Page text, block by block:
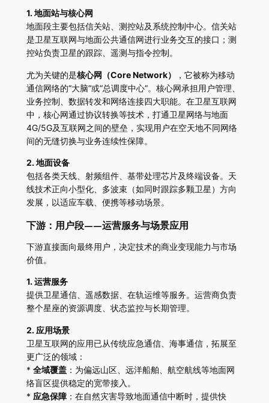
1. 地面站与核心网
地面段主要包括信关站、测控站及系统控制中心。信关站
是卫星互联网与地面公共通信网进行业务交互的接口；测
控站负责卫星的跟踪、遥测与指令控制。
尤为关键的是核心网（Core Network）
，它被称为移动
通信网络的“大脑”或“总调度中心”。核心网承担用户管理、
业务控制、数据转发和网络连接四大职能。在卫星互联网
中，核心网通过协议转换等技术，打通卫星网络与地面
4G/5G及互联网之间的壁垒，实现用户在空天地不同网络
间的无缝切换与业务连续性保障。
2. 地面设备
包括各类天线、射频组件、基带处理芯片及终端设备。天
线技术正向小型化、多波束（如同时跟踪多颗卫星）方向
发展，以适应车载、便携等移动场景。
下游：用户段——运营服务与场景应用
下游直接面向最终用户，决定技术的商业变现能力与市场
价值。
1. 运营服务
提供卫星通信、遥感数据、在轨运维等服务。运营商负责
整个星座的资源调度、状态监控与长期管理。
2. 应用场景
卫星互联网的应用已从传统应急通信、海事通信，拓展至
更广泛的领域：
* 全域覆盖：为偏远山区、远洋船舶、航空航线等地面网
络盲区提供稳定的宽带接入。
* 应急保障：在自然灾害导致地面通信中断时，提供快